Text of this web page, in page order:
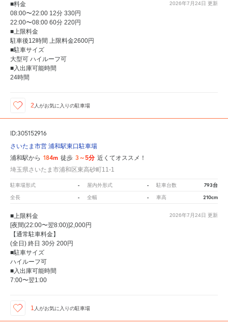
2026年7月24日 更新
■料金
08:00〜22:00 12分 330円
22:00〜08:00 60分 220円
■上限料金
駐車後12時間 上限料金2600円
■駐車サイズ
大型可 ハイルーフ可
■入出庫可能時間
24時間
2 人がお気に入りの駐車場
ID:305152916
さいたま市営 浦和駅東口駐車場
浦和駅から 184m 徒歩 3～5分 近くてオススメ！
埼玉県さいたま市浦和区東高砂町11-1
駐車場形式 - 屋内外形式 - 駐車台数 793台
全長 - 全幅 - 車高 210cm
2026年7月24日 更新
■上限料金
[夜間(22:00〜翌8:00)]2,000円
【通常駐車料金】
(全日) 終日 30分 200円
■駐車サイズ
ハイルーフ可
■入出庫可能時間
7:00〜翌1:00
1 人がお気に入りの駐車場